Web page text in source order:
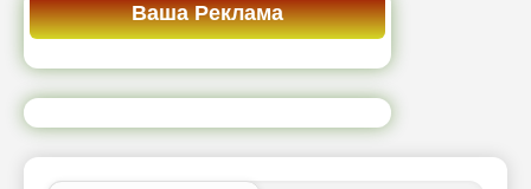
Ваша Реклама